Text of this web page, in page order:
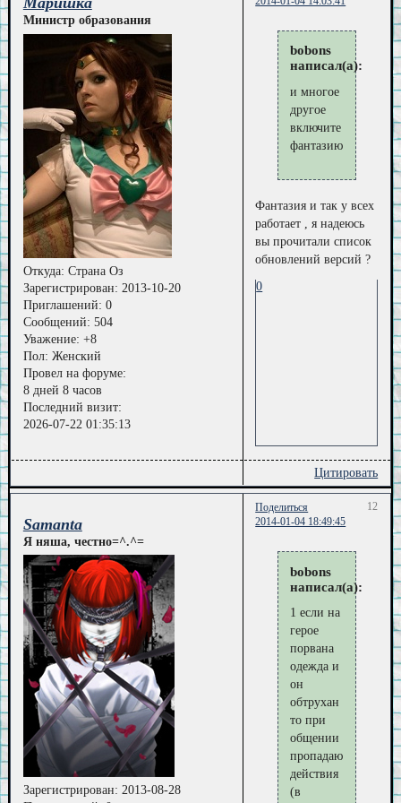
Министр образования
Откуда: Страна Оз
Зарегистрирован: 2013-10-20
Приглашений: 0
Сообщений: 504
Уважение: +8
Пол: Женский
Провел на форуме:
8 дней 8 часов
Последний визит:
2026-07-22 01:35:13
bobons
написал(а):
и многое
другое
включите
фантазию.
Фантазия и так у всех
работает , я надеюсь
вы прочитали список
обновлений версий ?
0
Цитировать
Поделиться
12
2014-01-04 18:49:45
Samanta
Я няша, честно=^.^=
Зарегистрирован: 2013-08-28
bobons
написал(а):
1 если на
герое
порвана
одежда и
он
обтрухан
то при
общении
пропадают
действия
(в